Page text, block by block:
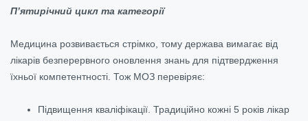
П’ятирічний цикл та категорії
Медицина розвивається стрімко, тому держава вимагає від
лікарів безперервного оновлення знань для підтвердження
їхньої компетентності. Тож МОЗ перевіряє:
Підвищення кваліфікації. Традиційно кожні 5 років лікар